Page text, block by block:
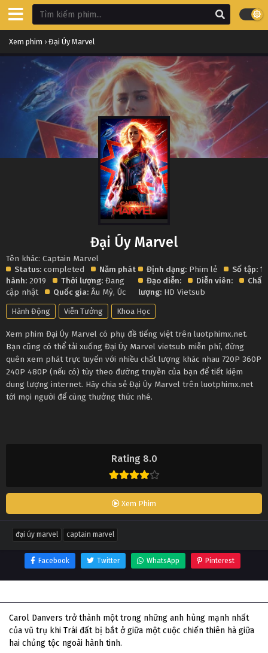
Xem phim › Đại Úy Marvel
Rating 8.0
Xem Phim
Đại Úy Marvel
Tên khác: Captain Marvel
Status: completed
Năm phát
hành: 2019 Thời lượng: Đang
cập nhật
Quốc gia: Âu Mỹ, Úc
Định dạng: Phim lẻ Số tập: 1
Đạo diễn:
Diễn viên:
Chất
lượng: HD Vietsub
Hành Động Viễn Tưởng Khoa Học
Xem phim Đại Úy Marvel có phụ đề tiếng việt trên luotphimx.net.
Bạn cũng có thể tải xuống Đại Úy Marvel vietsub miễn phí, đừng
quên xem phát trực tuyến với nhiều chất lượng khác nhau 720P 360P
240P 480P (nếu có) tùy theo đường truyền của bạn để tiết kiệm
dung lượng internet. Hãy chia sẻ Đại Úy Marvel trên luotphimx.net
tới mọi người để cùng thưởng thức nhé.
đại úy marvel captain marvel
Facebook Twitter WhatsApp Pinterest
Carol Danvers trở thành một trong những anh hùng mạnh nhất
của vũ trụ khi Trái đất bị bắt ở giữa một cuộc chiến thiên hà giữa
hai chủng tộc ngoài hành tinh.